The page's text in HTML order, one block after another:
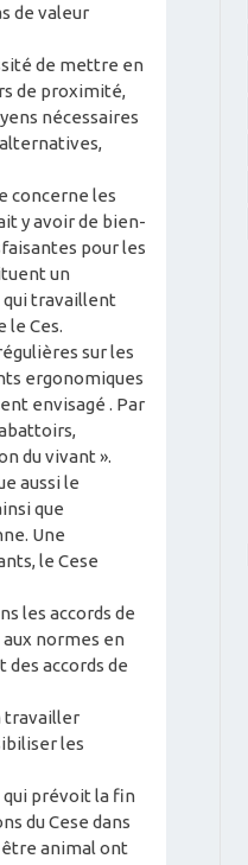
de valeur
de mettre en
de proximité,
nécessaires
concerne les
y avoir de bien-
pour les
un
qui travaillent
le Ces.
sur les
ergonomiques
envisagé . Par
du vivant ».
aussi le
que
Une
le Cese
les accords de
normes en
accords de
travailler
les
prévoit la fin
du Cese dans
animal ont